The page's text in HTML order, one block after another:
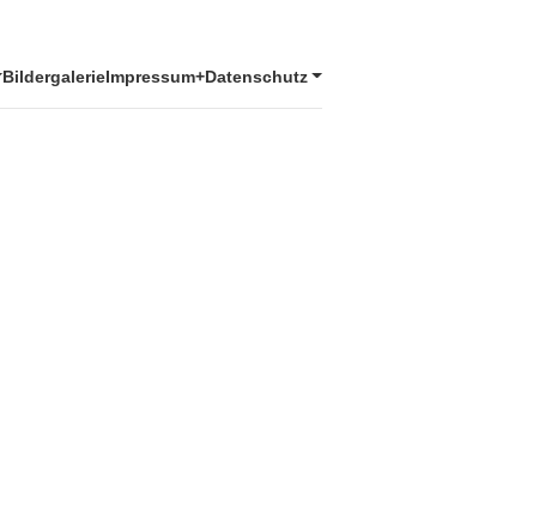
BildergalerieImpressum+Datenschutz